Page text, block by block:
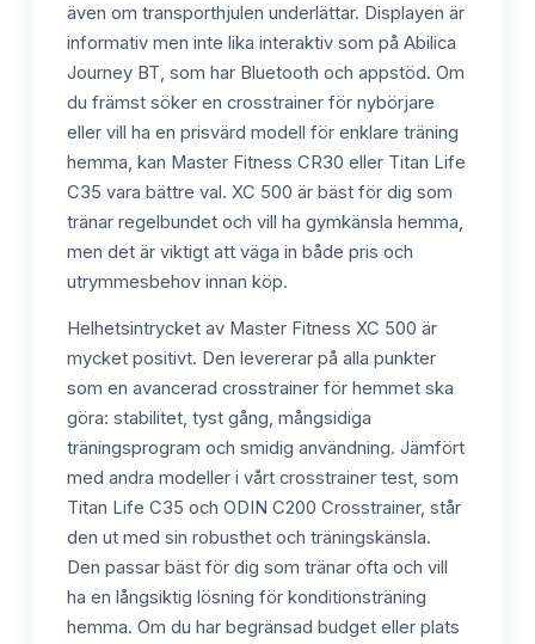
även om transporthjulen underlättar. Displayen är
informativ men inte lika interaktiv som på Abilica
Journey BT, som har Bluetooth och appstöd. Om
du främst söker en crosstrainer för nybörjare
eller vill ha en prisvärd modell för enklare träning
hemma, kan Master Fitness CR30 eller Titan Life
C35 vara bättre val. XC 500 är bäst för dig som
tränar regelbundet och vill ha gymkänsla hemma,
men det är viktigt att väga in både pris och
utrymmesbehov innan köp.
Helhetsintrycket av Master Fitness XC 500 är
mycket positivt. Den levererar på alla punkter
som en avancerad crosstrainer för hemmet ska
göra: stabilitet, tyst gång, mångsidiga
träningsprogram och smidig användning. Jämfört
med andra modeller i vårt crosstrainer test, som
Titan Life C35 och ODIN C200 Crosstrainer, står
den ut med sin robusthet och träningskänsla.
Den passar bäst för dig som tränar ofta och vill
ha en långsiktig lösning för konditionsträning
hemma. Om du har begränsad budget eller plats